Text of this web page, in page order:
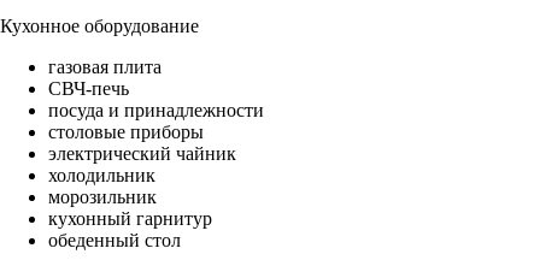
Кухонное оборудование
газовая плита
СВЧ-печь
посуда и принадлежности
столовые приборы
электрический чайник
холодильник
морозильник
кухонный гарнитур
обеденный стол